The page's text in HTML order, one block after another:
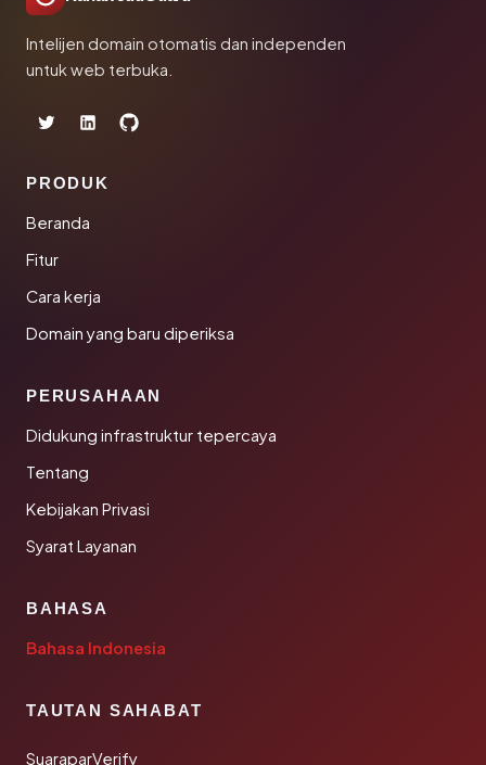
Intelijen domain otomatis dan independen
untuk web terbuka.
PRODUK
Beranda
Fitur
Cara kerja
Domain yang baru diperiksa
PERUSAHAAN
Didukung infrastruktur tepercaya
Tentang
Kebijakan Privasi
Syarat Layanan
BAHASA
Bahasa Indonesia
TAUTAN SAHABAT
SuaraparVerify